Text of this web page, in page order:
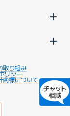
取り組み
リシー
商標について